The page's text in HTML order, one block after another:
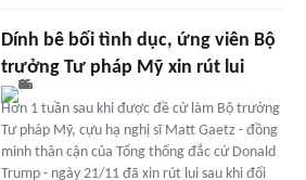
Dính bê bối tình dục, ứng viên Bộ
trưởng Tư pháp Mỹ xin rút lui
Hơn 1 tuần sau khi được đề cử làm Bộ trưởng
Tư pháp Mỹ, cựu hạ nghị sĩ Matt Gaetz - đồng
minh thân cận của Tổng thống đắc cử Donald
Trump - ngày 21/11 đã xin rút lui sau khi đối